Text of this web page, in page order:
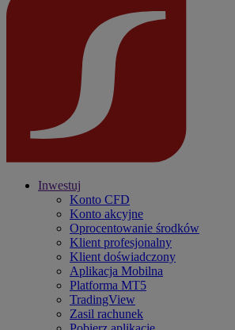
Inwestuj
Konto CFD
Konto akcyjne
Oprocentowanie środków
Klient profesjonalny
Klient doświadczony
Aplikacja Mobilna
Platforma MT5
TradingView
Zasil rachunek